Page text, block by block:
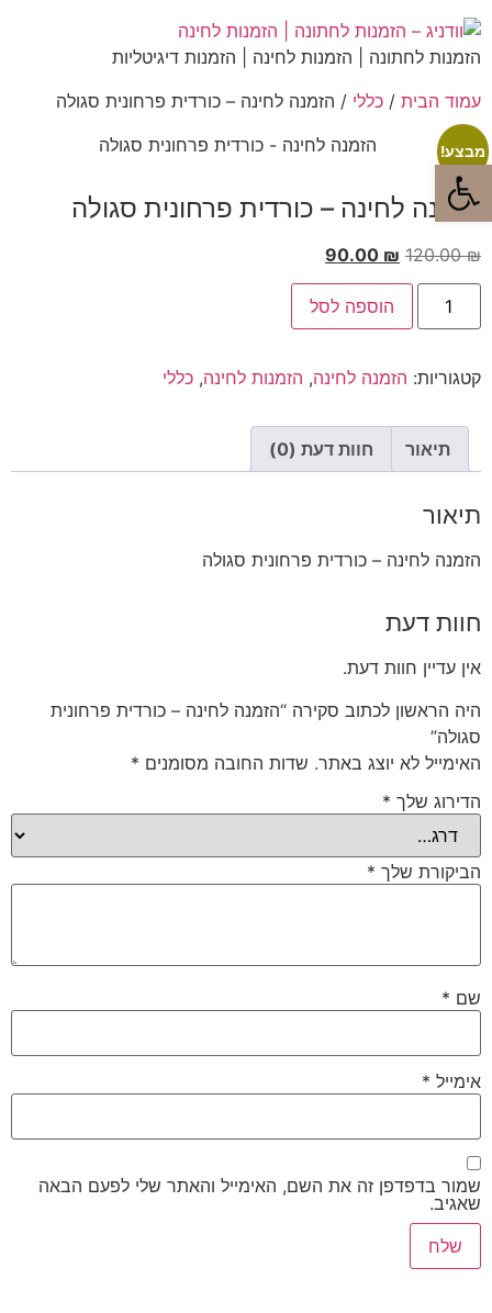
פתח סרגל נגישות
הזמנות לחתונה | הזמנות לחינה | הזמנות דיגיטליות
עמוד הבית / כללי / הזמנה לחינה – כורדית פרחונית סגולה
מבצע!
הזמנה לחינה – כורדית פרחונית סגולה
120.00₪
90.00 ₪
הוספה לסל
קטגוריות: הזמנה לחינה, הזמנות לחינה, כללי
תיאור חוות דעת (0)
תיאור
הזמנה לחינה – כורדית פרחונית סגולה
חוות דעת
אין עדיין חוות דעת.
היה הראשון לכתוב סקירה “הזמנה לחינה – כורדית פרחונית
סגולה”
האימייל לא יוצג באתר. שדות החובה מסומנים *
הדירוג שלך *
הביקורת שלך *
שם *
אימייל *
שמור בדפדפן זה את השם, האימייל והאתר שלי לפעם הבאה
שאגיב.